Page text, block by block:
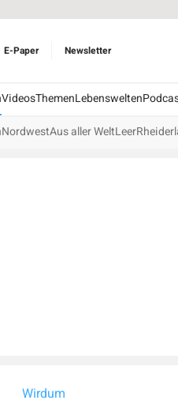
E-Paper Newsletter
VideosThemenLebenswelten
NordwestAus aller WeltLeer
Wirdum